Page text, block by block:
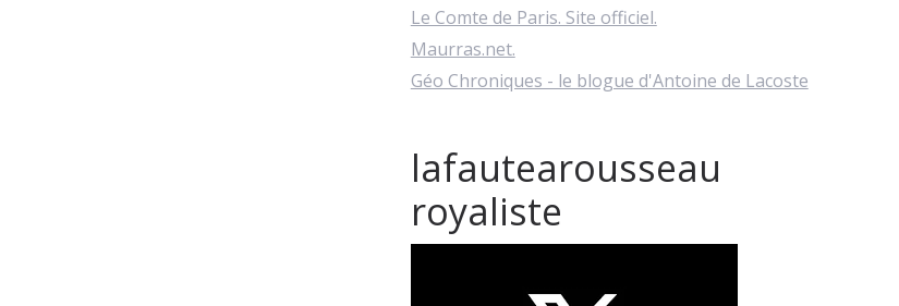
Le Comte de Paris. Site officiel.
Maurras.net.
Géo Chroniques - le blogue d'Antoine de Lacoste
lafautearousseau
royaliste